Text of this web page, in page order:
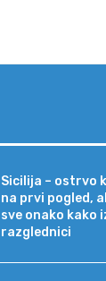
Sicilija – ostrvo
na prvi pogled,
sve onako kako
razglednici